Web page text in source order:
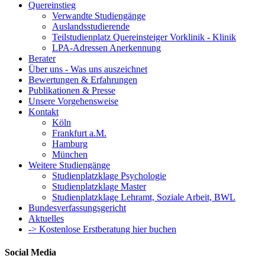
Quereinstieg
Verwandte Studiengänge
Auslandsstudierende
Teilstudienplatz Quereinsteiger Vorklinik - Klinik
LPA-Adressen Anerkennung
Berater
Über uns - Was uns auszeichnet
Bewertungen & Erfahrungen
Publikationen & Presse
Unsere Vorgehensweise
Kontakt
Köln
Frankfurt a.M.
Hamburg
München
Weitere Studiengänge
Studienplatzklage Psychologie
Studienplatzklage Master
Studienplatzklage Lehramt, Soziale Arbeit, BWL
Bundesverfassungsgericht
Aktuelles
-> Kostenlose Erstberatung hier buchen
Social Media